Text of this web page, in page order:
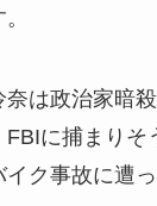
奈は政治家暗
に捕まりそ
ク事故に遭